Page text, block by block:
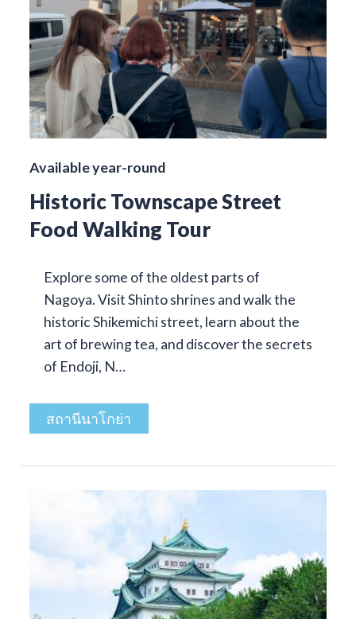
Available year-round
Historic Townscape Street
Food Walking Tour
Explore some of the oldest parts of
Nagoya. Visit Shinto shrines and walk the
historic Shikemichi street, learn about the
art of brewing tea, and discover the secrets
of Endoji, N…
สถานีนาโกย่า